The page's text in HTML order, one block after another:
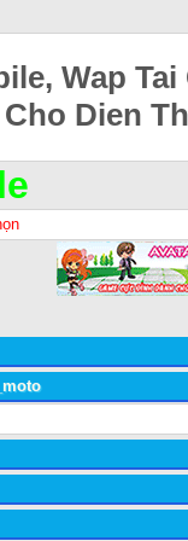
Wap
Dien